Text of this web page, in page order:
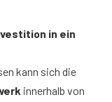
in ein
kann sich die
innerhalb von